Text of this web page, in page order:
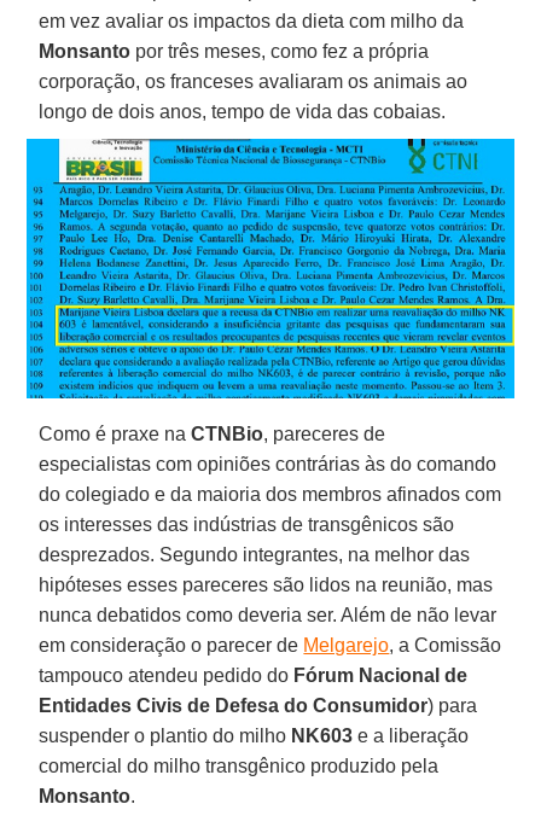
em vez avaliar os impactos da dieta com milho da
Monsanto por três meses, como fez a própria
corporação, os franceses avaliaram os animais ao
longo de dois anos, tempo de vida das cobaias.
Como é praxe naCTNBio, pareceres de
especialistas com opiniões contrárias às do comando
do colegiado e da maioria dos membros afinados com
os interesses das indústrias de transgênicos são
desprezados. Segundo integrantes, na melhor das
hipóteses esses pareceres são lidos na reunião, mas
nunca debatidos como deveria ser. Além de não levar
em consideração o parecer de Melgarejo, a Comissão
tampouco atendeu pedido do Fórum Nacional de
Entidades Civis de Defesa do Consumidor) para
suspender o plantio do milho NK603 e a liberação
comercial do milho transgênico produzido pela
Monsanto.